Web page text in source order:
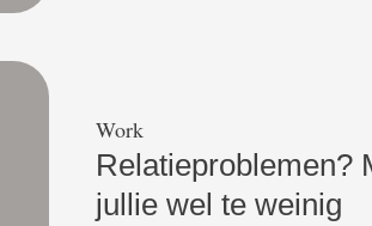
Work
Relatieproblemen?
jullie wel te weinig